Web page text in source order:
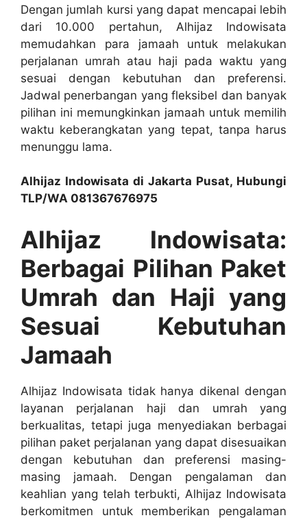
Dengan jumlah kursi yang dapat mencapai lebih
dari 10.000 pertahun, Alhijaz Indowisata
memudahkan para jamaah untuk melakukan
perjalanan umrah atau haji pada waktu yang
sesuai dengan kebutuhan dan preferensi.
Jadwal penerbangan yang fleksibel dan banyak
pilihan ini memungkinkan jamaah untuk memilih
waktu keberangkatan yang tepat, tanpa harus
menunggu lama.
Alhijaz Indowisata di Jakarta Pusat, Hubungi
TLP/WA 081367676975
Alhijaz Indowisata:
Berbagai Pilihan Paket
Umrah dan Haji yang
Sesuai Kebutuhan
Jamaah
Alhijaz Indowisata tidak hanya dikenal dengan
layanan perjalanan haji dan umrah yang
berkualitas, tetapi juga menyediakan berbagai
pilihan paket perjalanan yang dapat disesuaikan
dengan kebutuhan dan preferensi masing-
masing jamaah. Dengan pengalaman dan
keahlian yang telah terbukti, Alhijaz Indowisata
berkomitmen untuk memberikan pengalaman